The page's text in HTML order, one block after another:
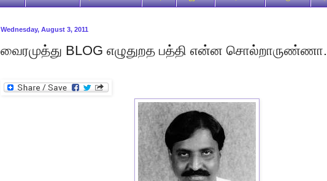
Wednesday, August 3, 2011
வைரமுத்து BLOG எழுதுறத பத்தி என்ன சொல்றாருண்ணா.